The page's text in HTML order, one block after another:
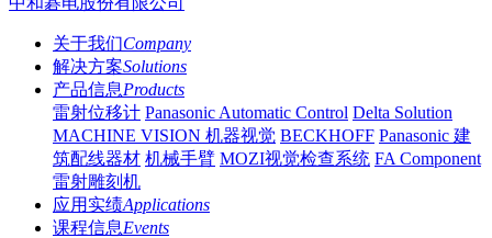
关于我们Company
解决方案Solutions
产品信息Products
雷射位移计 Panasonic Automatic Control Delta Solution
MACHINE VISION 机器视觉 BECKHOFF Panasonic 建
筑配线器材 机械手臂 MOZI视觉检查系统 FA Component
雷射雕刻机
应用实绩Applications
课程信息Events